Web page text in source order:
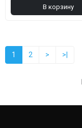
В корзину
1 2 > >|